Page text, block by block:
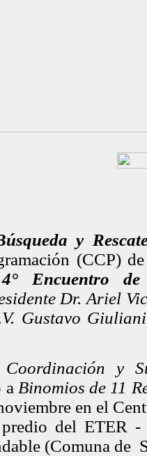
y
(CCP)
4° Encuentro
Dr. Ariel
Gustavo
Coordinación y
a Binomios de 11
en el
del ETER -
(Comuna de